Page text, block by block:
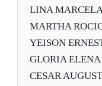
LINA
MARTHA
YEISON
GLORIA
CESAR